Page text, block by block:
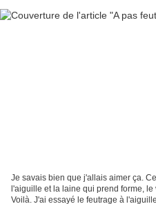
Je savais bien que j'allais aimer ça.
l'aiguille et la laine qui prend forme, le
Voilà. J'ai essayé le feutrage à